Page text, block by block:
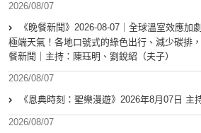
2026/08/07
《晚餐新聞》2026-08-07｜全球溫室效應加
極端天氣！各地口號式的綠色出行、減少碳排
餐新聞｜主持：陳珏明、劉銳紹（夫子）
2026/08/07
《恩典時刻：聖樂漫遊》2026年8月07日 主
2026/08/07